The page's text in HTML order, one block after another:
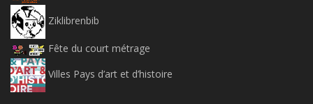
Ziklibrenbib
Fête du court métrage
Villes Pays d’art et d’histoire